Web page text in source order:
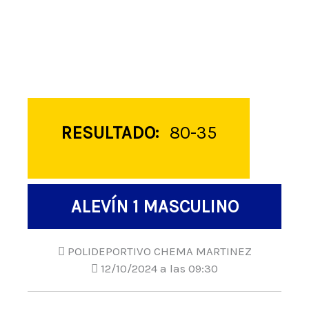
RESULTADO: 80-35
ALEVÍN 1 MASCULINO
POLIDEPORTIVO CHEMA MARTINEZ
12/10/2024 a las 09:30